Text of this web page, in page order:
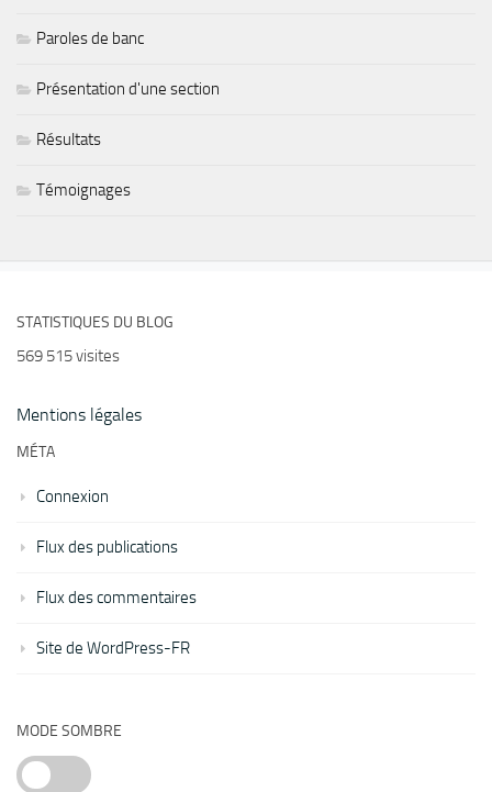
Paroles de banc
Présentation d'une section
Résultats
Témoignages
STATISTIQUES DU BLOG
569 515 visites
Mentions légales
MÉTA
Connexion
Flux des publications
Flux des commentaires
Site de WordPress-FR
MODE SOMBRE